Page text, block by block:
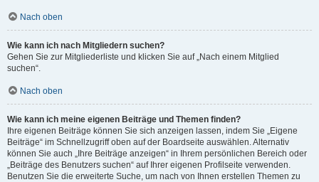
Nach oben
Wie kann ich nach Mitgliedern suchen?
Gehen Sie zur Mitgliederliste und klicken Sie auf „Nach einem Mitglied
suchen“.
Nach oben
Wie kann ich meine eigenen Beiträge und Themen finden?
Ihre eigenen Beiträge können Sie sich anzeigen lassen, indem Sie „Eigene
Beiträge“ im Schnellzugriff oben auf der Boardseite auswählen. Alternativ
können Sie auch „Ihre Beiträge anzeigen“ in Ihrem persönlichen Bereich oder
„Beiträge des Benutzers suchen“ auf Ihrer eigenen Profilseite verwenden.
Benutzen Sie die erweiterte Suche, um nach von Ihnen erstellen Themen zu